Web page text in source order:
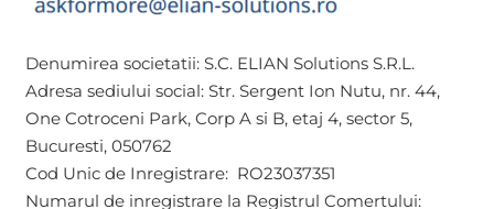
Denumirea societatii: S.C. ELIAN Solutions S.R.L.
Adresa sediului social: Str. Sergent Ion Nutu, nr. 44,
One Cotroceni Park, Corp A si B, etaj 4, sector 5,
Bucuresti, 050762
Cod Unic de Inregistrare: RO23037351
Numarul de inregistrare la Registrul Comertului: